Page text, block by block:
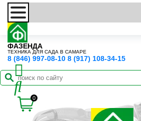
ФАЗЕНДА
ТЕХНИКА ДЛЯ САДА В САМАРЕ
8 (846) 997-08-10 8 (917) 108-34-15
0